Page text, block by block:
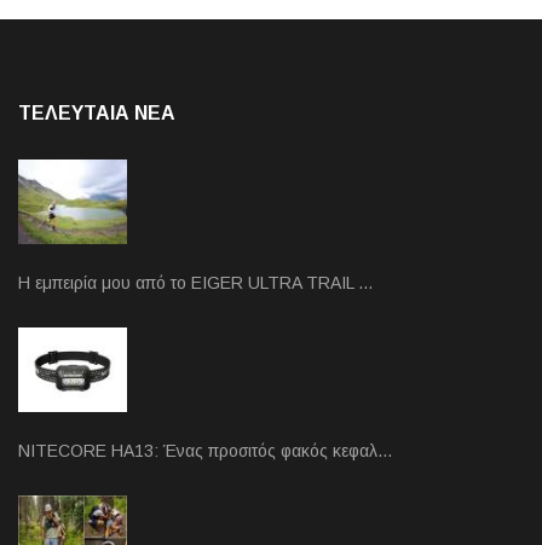
ΤΕΛΕΥΤΑΙΑ NEA
Η εμπειρία μου από το EIGER ULTRA TRAIL …
NITECORE HA13: Ένας προσιτός φακός κεφαλ…